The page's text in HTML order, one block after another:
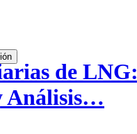
de LNG:
Análisis…